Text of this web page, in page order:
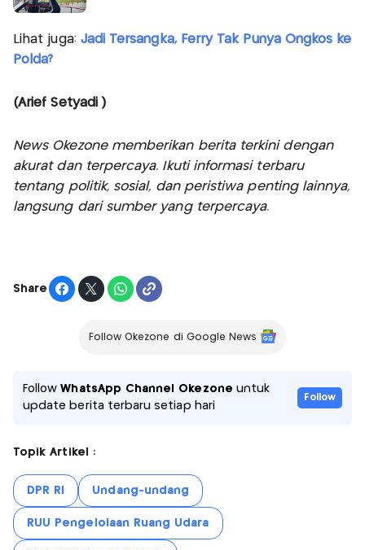
Lihat juga: Jadi Tersangka, Ferry Tak Punya Ongkos ke
Polda?
(Arief Setyadi )
News Okezone memberikan berita terkini dengan
akurat dan terpercaya. Ikuti informasi terbaru
tentang politik, sosial, dan peristiwa penting lainnya,
langsung dari sumber yang terpercaya.
Share
Follow Okezone di Google News
FollowWhatsApp Channel Okezone untuk
update berita terbaru setiap hari
Follow
Topik Artikel :
DPR RI Undang-undang
RUU Pengelolaan Ruang Udara